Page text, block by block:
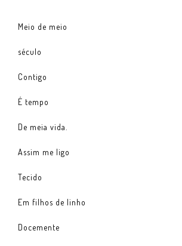
Meio de meio
século
Contigo
É tempo
De meia vida.
Assim me ligo
Tecido
Em filhos de linho
Docemente